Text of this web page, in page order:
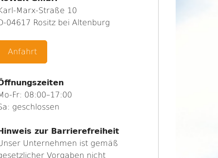
Marx-Straße 10
04617 Rositz bei Altenburg
Anfahrt
Fr: 08:00–17:00
geschlossen
Hinweis zur Barrierefreiheit
Unternehmen ist gemäß
Vorgaben nicht